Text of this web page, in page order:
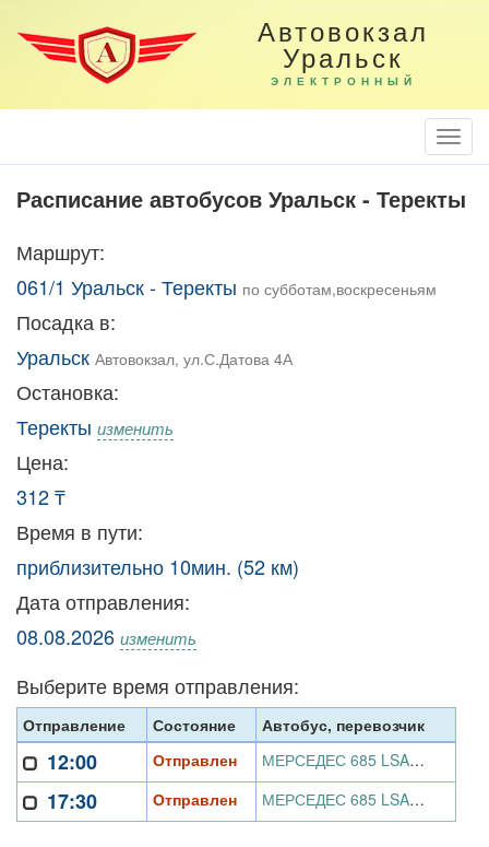
Автовокзал
Уральск
ЭЛЕКТРОННЫЙ
Расписание автобусов Уральск - Теректы
Маршрут:
061/1 Уральск - Теректы по субботам,воскресеньям
Посадка в:
Уральск Автовокзал, ул.С.Датова 4А
Остановка:
Теректы изменить
Цена:
312 ₸
Время в пути:
приблизительно 10мин. (52 км)
Дата отправления:
08.08.2026 изменить
Выберите время отправления:
Отправление Состояние Автобус, перевозчик
12:00 Отправлен МЕРСЕДЕС 685 LSA 07, ИП АвтоТранс
17:30 Отправлен МЕРСЕДЕС 685 LSA 07, ИП АвтоТранс